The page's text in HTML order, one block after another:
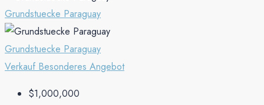
Grundstuecke Paraguay
Grundstuecke Paraguay
Verkauf Besonderes Angebot
$1,000,000